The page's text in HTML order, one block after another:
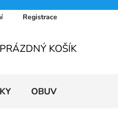
platby Ceníky
Registrace
PRÁZDNÝ KOŠÍK
OBUV